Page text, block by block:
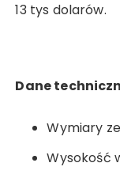
13 tys dolarów.
Dane
Wymiary
Wysokość